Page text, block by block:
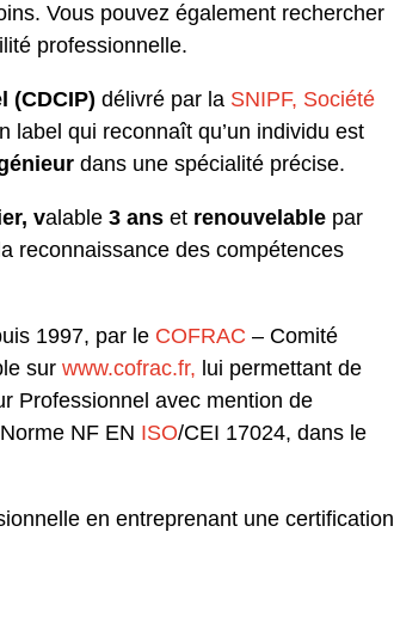
Vous pouvez également rechercher
professionnelle.
(CDCIP) délivré par la SNIPF, Société
label qui reconnaît qu’un individu est
dans une spécialité précise.
valable 3 ans et renouvelable par
reconnaissance des compétences
1997, par le COFRAC – Comité
sur www.cofrac.fr, lui permettant de
Professionnel avec mention de
NF EN ISO/CEI 17024, dans le
en entreprenant une certification